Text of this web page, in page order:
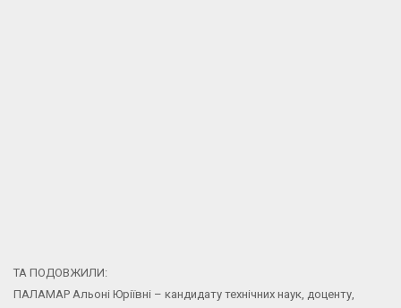
ТА ПОДОВЖИЛИ:
ПАЛАМАР Альоні Юріївні – кандидату технічних наук, доценту,